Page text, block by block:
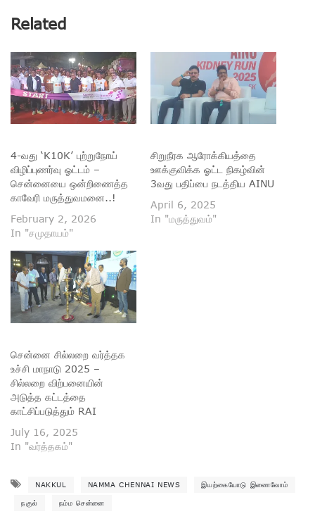
Related
4-வது ‘K10K’ புற்றுநோய்
விழிப்புணர்வு ஓட்டம் –
சென்னையை ஒன்றிணைத்த
காவேரி மருத்துவமனை..!
February 2, 2026
In "சமுதாயம்"
சிறுநீரக ஆரோக்கியத்தை
ஊக்குவிக்க ஓட்ட நிகழ்வின்
3வது பதிப்பை நடத்திய AINU
April 6, 2025
In "மருத்துவம்"
சென்னை சில்லறை வர்த்தக
உச்சி மாநாடு 2025 –
சில்லறை விற்பனையின்
அடுத்த கட்டத்தை
காட்சிப்படுத்தும் RAI
July 16, 2025
In "வர்த்தகம்"
NAKKUL NAMMA CHENNAI NEWS இயற்கையோடு இணைவோம்
நகுல் நம்ம சென்னை